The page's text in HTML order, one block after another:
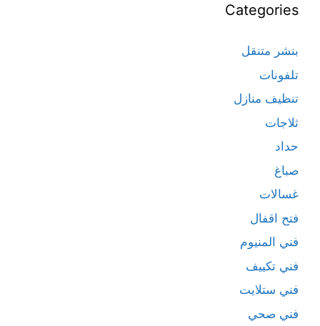
Categories
بنشر متنقل
تلفونات
تنظيف منازل
ثلاجات
حداد
صباغ
غسالات
فتح اقفال
فني المنيوم
فني تكييف
فني ستلايت
فني صحي